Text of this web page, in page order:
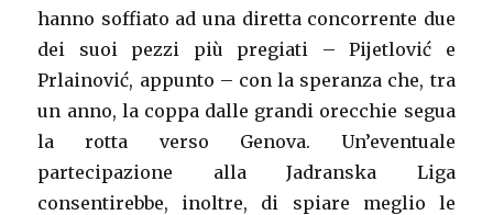
hanno soffiato ad una diretta concorrente due
dei suoi pezzi più pregiati – Pijetlović e
Prlainović, appunto – con la speranza che, tra
un anno, la coppa dalle grandi orecchie segua
la rotta verso Genova. Un’eventuale
partecipazione alla Jadranska Liga
consentirebbe, inoltre, di spiare meglio le